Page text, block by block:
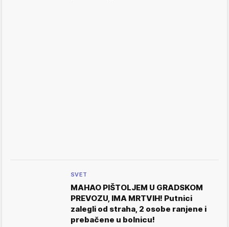
SVET
MAHAO PIŠTOLJEM U GRADSKOM
PREVOZU, IMA MRTVIH! Putnici
zalegli od straha, 2 osobe ranjene i
prebačene u bolnicu!